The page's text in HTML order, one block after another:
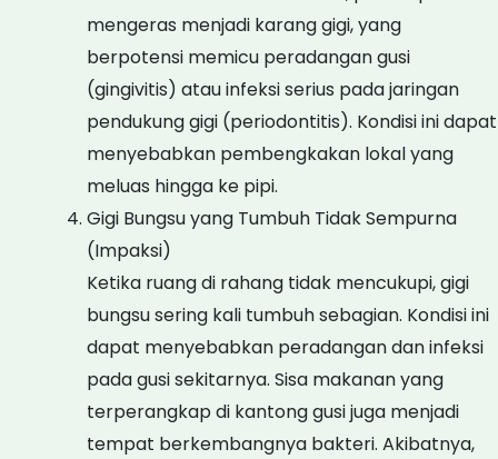
mengeras menjadi karang gigi, yang
berpotensi memicu peradangan gusi
(gingivitis) atau infeksi serius pada jaringan
pendukung gigi (periodontitis). Kondisi ini dapat
menyebabkan pembengkakan lokal yang
meluas hingga ke pipi.
Gigi Bungsu yang Tumbuh Tidak Sempurna
(Impaksi)
Ketika ruang di rahang tidak mencukupi, gigi
bungsu sering kali tumbuh sebagian. Kondisi ini
dapat menyebabkan peradangan dan infeksi
pada gusi sekitarnya. Sisa makanan yang
terperangkap di kantong gusi juga menjadi
tempat berkembangnya bakteri. Akibatnya,